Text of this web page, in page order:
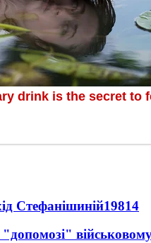
Стефанішиній19814